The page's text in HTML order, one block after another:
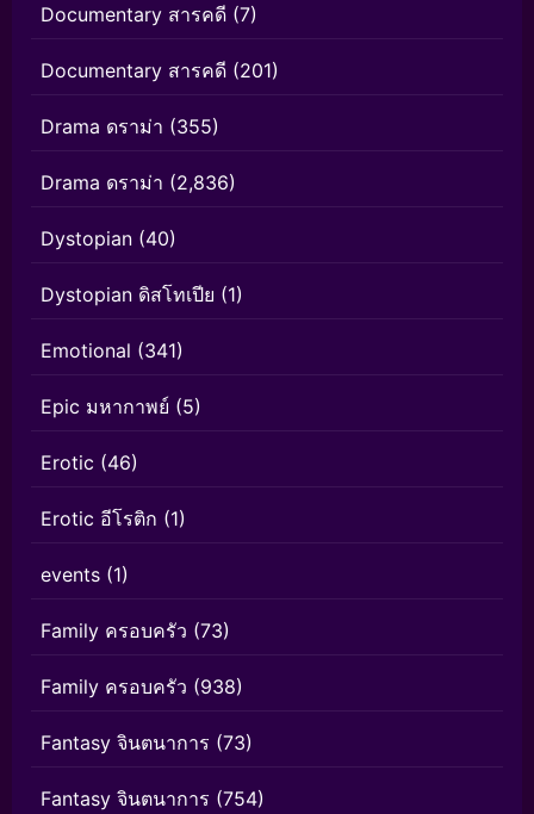
Documentary สารคดี (7)
Documentary สารคดี (201)
Drama ดราม่า (355)
Drama ดราม่า (2,836)
Dystopian (40)
Dystopian ดิสโทเปีย (1)
Emotional (341)
Epic มหากาพย์ (5)
Erotic (46)
Erotic อีโรติก (1)
events (1)
Family ครอบครัว (73)
Family ครอบครัว (938)
Fantasy จินตนาการ (73)
Fantasy จินตนาการ (754)